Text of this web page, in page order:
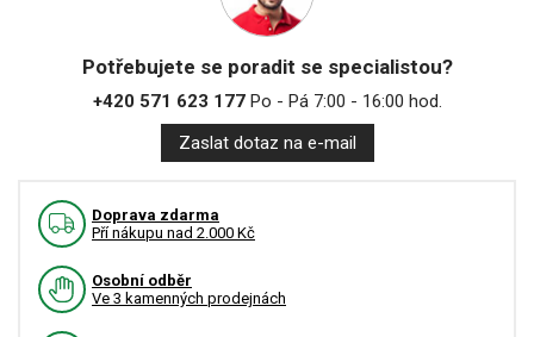
Potřebujete se poradit se specialistou?
+420 571 623 177Po - Pá 7:00 - 16:00 hod.
Zaslat dotaz na e-mail
Doprava zdarma
Pří nákupu nad 2.000 Kč
Osobní odběr
Ve 3 kamenných prodejnách